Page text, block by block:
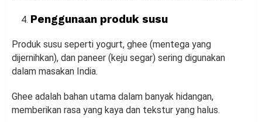
Penggunaan produk susu
Produk susu seperti yogurt, ghee (mentega yang
dijernihkan), dan paneer (keju segar) sering digunakan
dalam masakan India.
Ghee adalah bahan utama dalam banyak hidangan,
memberikan rasa yang kaya dan tekstur yang halus.